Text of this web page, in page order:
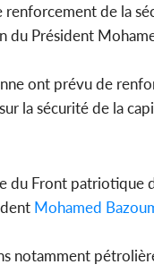
renforcement de la
du Président
ont prévu de
la sécurité de la
du Front patriotique
Mohamed
notamment